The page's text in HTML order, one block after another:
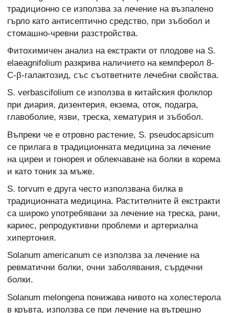
традиционно се използва за лечение на възпалено
гърло като антисептично средство, при зъбобол и
стомашно-чревни разстройства.
Фитохимичен анализ на екстракти от плодове на S.
elaeagnifolium разкрива наличието на кемпферол 8-
C-β-галактозид, със съответните лечебни свойства.
S. verbascifolium се използва в китайския фолклор
при диария, дизентерия, екзема, оток, подагра,
главоболие, язви, треска, хематурия и зъбобол.
Въпреки че е отровно растение, S. pseudocapsicum
се прилага в традиционната медицина за лечение
на циреи и гонорея и облекчаване на болки в корема
и като тоник за мъже.
S. torvum е друга често използвана билка в
традиционната медицина. Растителните й екстракти
са широко употребявани за лечение на треска, рани,
кариес, репродуктивни проблеми и артериална
хипертония.
Solanum americanum се използва за лечение на
ревматични болки, очни заболявания, сърдечни
болки.
Solanum melongena понижава нивото на холестерола
в кръвта, използва се при лечение на вътрешно